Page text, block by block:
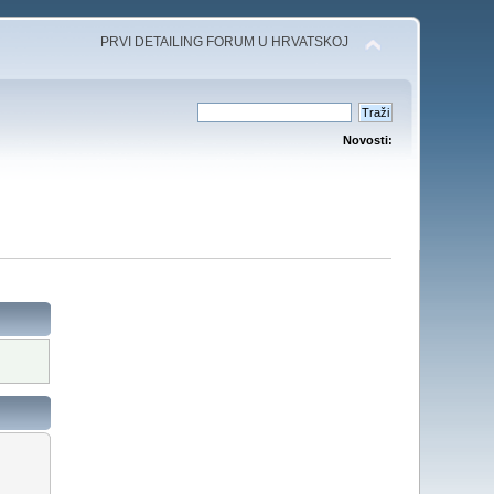
PRVI DETAILING FORUM U HRVATSKOJ
Novosti: